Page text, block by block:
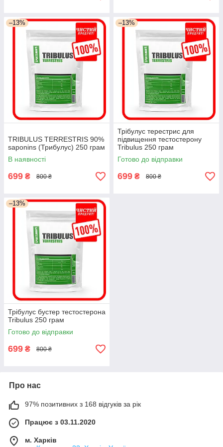
–13%
TRIBULUS TERRESTRIS 90%
saponins (Трибулус) 250 грам
В наявності
699 ₴ 800 ₴
–13%
Трібулус терестрис для
підвищення тестостерону
Tribulus 250 грам
Готово до відправки
699 ₴ 800 ₴
–13%
Трібулус бустер тестостерона
Tribulus 250 грам
Готово до відправки
699 ₴ 800 ₴
Про нас
97% позитивних з 168 відгуків за рік
Працює з 03.11.2020
м. Харків